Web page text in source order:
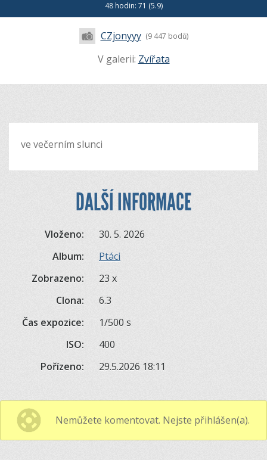
48 hodin: 71 (5.9)
CZjonyyy (9 447 bodů)
V galerii: Zvířata
ve večerním slunci
DALŠÍ INFORMACE
Vloženo:
30. 5. 2026
Album:
Ptáci
Zobrazeno:
23 x
Clona:
6.3
Čas expozice:
1/500 s
ISO:
400
Pořízeno:
29.5.2026 18:11
Nemůžete komentovat. Nejste přihlášen(a).